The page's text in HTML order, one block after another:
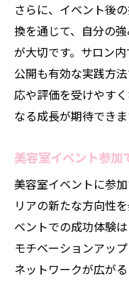
さらに、イベント後
換を通じて、自分の
が大切です。サロン
公開も有効な実践方
応や評価を受けやす
なる成長が期待できま
美容室イベント参加
美容室イベントに参
リアの新たな方向性
ベントでの成功体験
モチベーションアッ
ネットワークが広が